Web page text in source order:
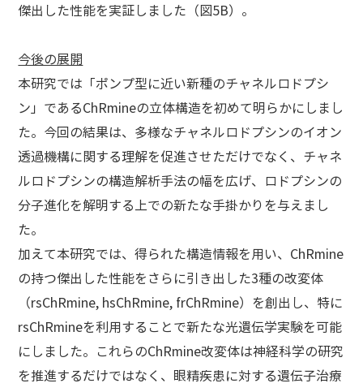
傑出した性能を実証しました（図5B）。
今後の展開
本研究では「ポンプ型に近い新種のチャネルロドプシ
ン」であるChRmineの立体構造を初めて明らかにしまし
た。今回の結果は、多様なチャネルロドプシンのイオン
透過機構に関する理解を促進させただけでなく、チャネ
ルロドプシンの構造解析手法の幅を広げ、ロドプシンの
分子進化を解明する上での新たな手掛かりを与えまし
た。
加えて本研究では、得られた構造情報を用い、ChRmine
の持つ傑出した性能をさらに引き出した3種の改変体
（rsChRmine, hsChRmine, frChRmine）を創出し、特に
rsChRmineを利用することで新たな光遺伝学実験を可能
にしました。これらのChRmine改変体は神経科学の研究
を推進するだけではなく、眼精疾患に対する遺伝子治療